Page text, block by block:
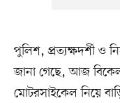
পুলিশ, প্রত্যক্ষদর্শী ও
জানা গেছে, আজ
মোটরসাইকেল নিয়ে